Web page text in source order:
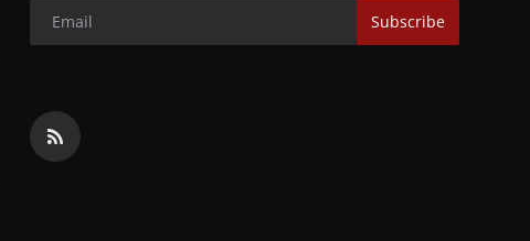
Subscribe